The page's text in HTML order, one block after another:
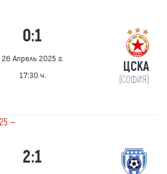
0:1
26 Апрель 2025 г.
17:30 ч.
ЦСКА
(СОФИЯ)
—
2:1